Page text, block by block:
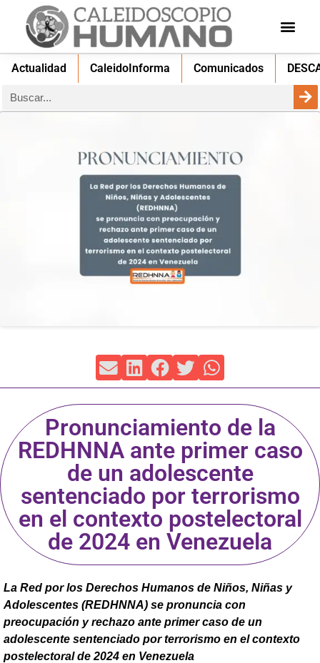
Actualidad CaleidoInforma Comunicados
Pronunciamiento de la
REDHNNA ante primer caso
de un adolescente
sentenciado por terrorismo
en el contexto postelectoral
de 2024 en Venezuela
La Red por los Derechos Humanos de Niños, Niñas y
Adolescentes (REDHNNA) se pronuncia con
preocupación y rechazo ante primer caso de un
adolescente sentenciado por terrorismo en el contexto
postelectoral de 2024 en Venezuela